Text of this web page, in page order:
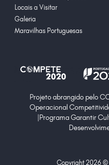
Locais a Visitar
Galeria
Maravilhas Portuguesas
Projeto abrangido pelo
Operacional
|Programa Garantir
Copyright 2026 ©